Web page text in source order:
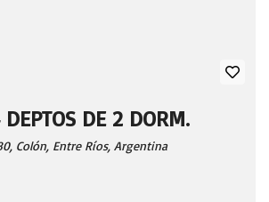
DE 2 DORM.
Colón, Entre Ríos, Argentina